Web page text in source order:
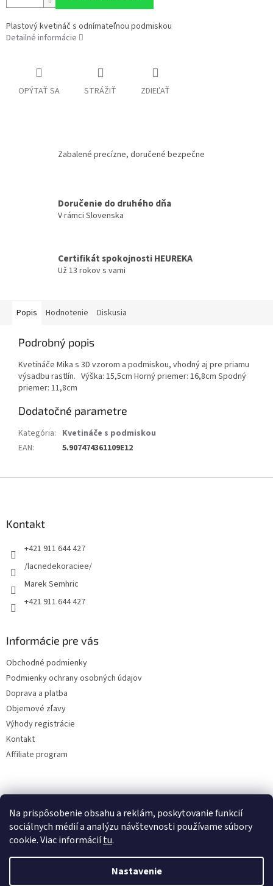
Na prispôsobenie obsahu a reklám, poskytovanie funkcií
sociálnych médií a analýzu návštevnosti používame súbory
cookie. Viac informáciítu.
Nastavenie
Plastový kvetináč s odnímateľnou podmiskou
Detailné informácie
OPÝTAŤ SA STRÁŽIŤ ZDIEĽAŤ
Zabalené precízne, doručené bezpečne
Doručenie do druhého dňa
V rámci Slovenska
Certifikát spokojnosti HEUREKA
Už 13 rokov s vami
Popis Hodnotenie Diskusia
Podrobný popis
Kvetináče Mika s 3D vzorom a podmiskou, vhodný aj pre priamu
výsadbu rastlín. Výška: 15,5cm Horný priemer: 16,8cm Spodný
priemer: 11,8cm
Dodatočné parametre
Kategória: Kvetináče s podmiskou
EAN: 5.907474361109E12
Kontakt
+421 911 644 427
/lacnedekoraciee/
Marek Semhric
+421 911 644 427
Informácie pre vás
Obchodné podmienky
Podmienky ochrany osobných údajov
Doprava a platba
Objemové zľavy
Výhody registrácie
Kontakt
Affiliate program